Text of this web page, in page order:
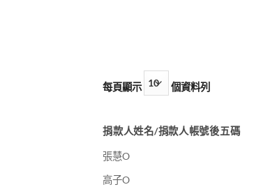
每頁顯示 個資料列
捐款人姓名/捐款人帳號後五碼
張慧O
高子O